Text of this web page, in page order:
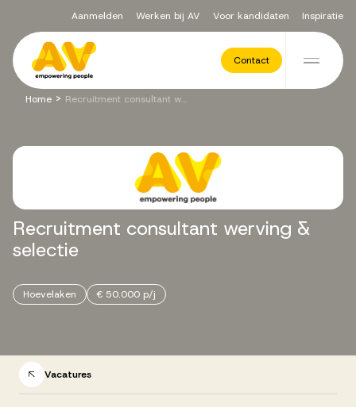
Ga naar de inhoud
Aanmelden Werken bij AV Voor kandidaten Inspiratie
Contact
Voor opdrachtgevers
Executive Search
Recruitment Services
Vacatures
Successen
Home > Recruitment consultant werving & selectie
Recruitment consultant werving &
selectie
Hoevelaken € 50.000 p/j
Vacatures